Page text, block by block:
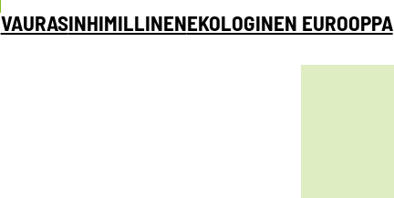
VAURASINHIMILLINENEKOLOGINEN EUROOPPA